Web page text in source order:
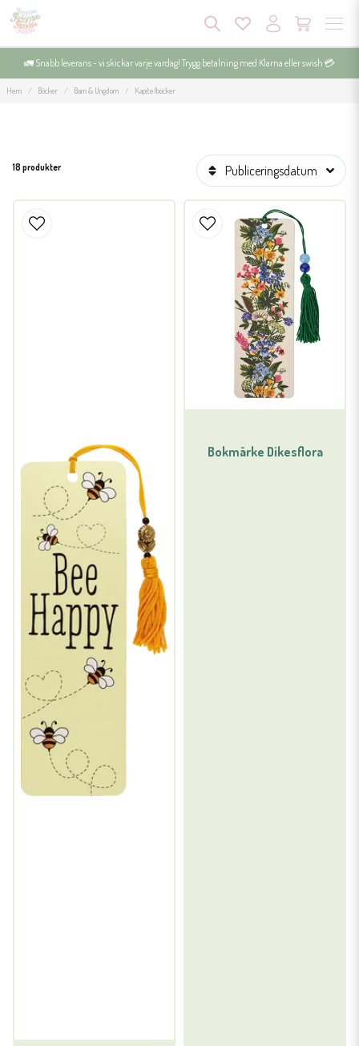
🚛 Snabb leverans - vi skickar varje vardag! Trygg betalning med Klarna eller swish 💳
Hem Böcker Barn & Ungdom Kapitelböcker
18 produkter Publiceringsdatum
Bokmärke Dikesflora